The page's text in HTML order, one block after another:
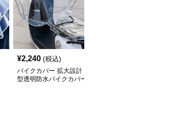
¥2,240 (税込)
バイクカバー 拡大設計
型透明防水バイクカバー